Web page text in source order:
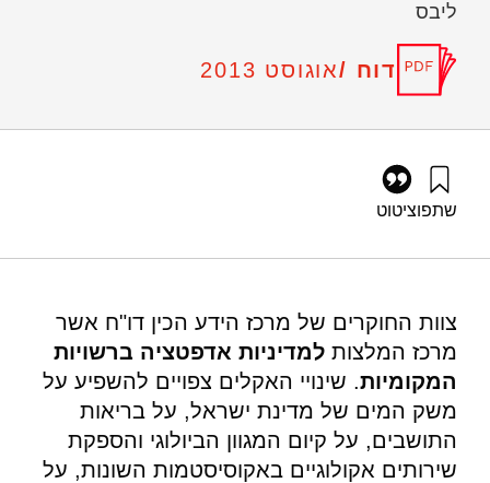
ליבס
דוח /אוגוסט 2013
שתפוציטוט
https://doi.org/10.82514/adaptation-climate-change-the-local-
authorities
צוות החוקרים של מרכז הידע הכין דו"ח אשר
מרכז המלצות למדיניות אדפטציה ברשויות
המקומיות. שינויי האקלים צפויים להשפיע על
משק המים של מדינת ישראל, על בריאות
התושבים, על קיום המגוון הביולוגי והספקת
שירותים אקולוגיים באקוסיסטמות השונות, על